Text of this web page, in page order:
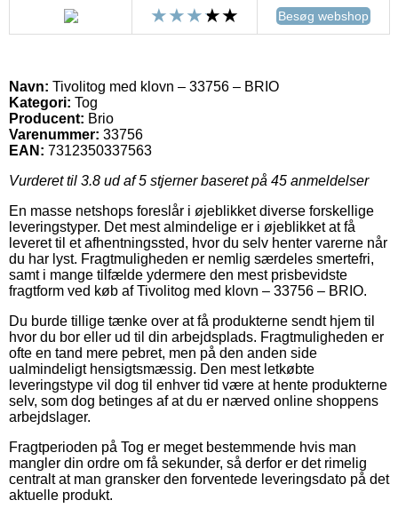
Besøg webshop
Navn: Tivolitog med klovn – 33756 – BRIO
Kategori: Tog
Producent: Brio
Varenummer: 33756
EAN: 7312350337563
Vurderet til 3.8 ud af 5 stjerner baseret på 45 anmeldelser
En masse netshops foreslår i øjeblikket diverse forskellige
leveringstyper. Det mest almindelige er i øjeblikket at få
leveret til et afhentningssted, hvor du selv henter varerne når
du har lyst. Fragtmuligheden er nemlig særdeles smertefri,
samt i mange tilfælde ydermere den mest prisbevidste
fragtform ved køb af Tivolitog med klovn – 33756 – BRIO.
Du burde tillige tænke over at få produkterne sendt hjem til
hvor du bor eller ud til din arbejdsplads. Fragtmuligheden er
ofte en tand mere pebret, men på den anden side
ualmindeligt hensigtsmæssig. Den mest letkøbte
leveringstype vil dog til enhver tid være at hente produkterne
selv, som dog betinges af at du er nærved online shoppens
arbejdslager.
Fragtperioden på Tog er meget bestemmende hvis man
mangler din ordre om få sekunder, så derfor er det rimelig
centralt at man gransker den forventede leveringsdato på det
aktuelle produkt.